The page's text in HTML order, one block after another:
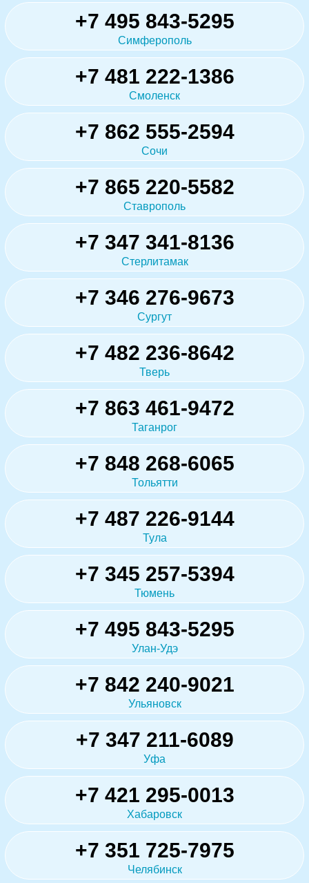
+7 495 843-5295
Симферополь
+7 481 222-1386
Смоленск
+7 862 555-2594
Сочи
+7 865 220-5582
Ставрополь
+7 347 341-8136
Стерлитамак
+7 346 276-9673
Сургут
+7 482 236-8642
Тверь
+7 863 461-9472
Таганрог
+7 848 268-6065
Тольятти
+7 487 226-9144
Тула
+7 345 257-5394
Тюмень
+7 495 843-5295
Улан-Удэ
+7 842 240-9021
Ульяновск
+7 347 211-6089
Уфа
+7 421 295-0013
Хабаровск
+7 351 725-7975
Челябинск